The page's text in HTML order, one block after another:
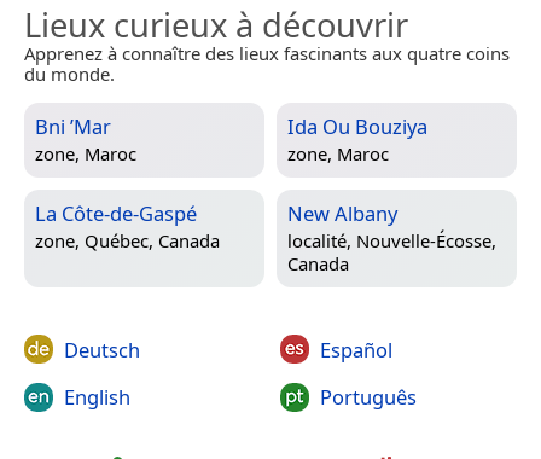
Lieux curieux à découvrir
Apprenez à connaître des lieux fascinants aux quatre coins
du monde.
Bni ’Mar
zone, Maroc
Ida Ou Bouziya
zone, Maroc
La Côte-de-Gaspé
zone, Québec, Canada
New Albany
localité, Nouvelle-Écosse,
Canada
Deutsch
English
Español
Português